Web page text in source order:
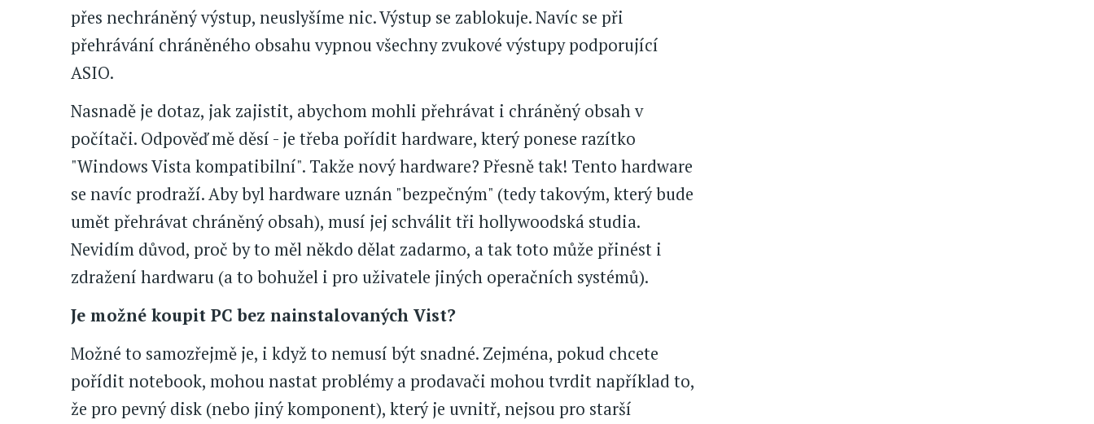
přes nechráněný výstup, neuslyšíme nic. Výstup se zablokuje. Navíc se při
přehrávání chráněného obsahu vypnou všechny zvukové výstupy podporující
ASIO.
Nasnadě je dotaz, jak zajistit, abychom mohli přehrávat i chráněný obsah v
počítači. Odpověď mě děsí - je třeba pořídit hardware, který ponese razítko
"Windows Vista kompatibilní". Takže nový hardware? Přesně tak! Tento hardware
se navíc prodraží. Aby byl hardware uznán "bezpečným" (tedy takovým, který bude
umět přehrávat chráněný obsah), musí jej schválit tři hollywoodská studia.
Nevidím důvod, proč by to měl někdo dělat zadarmo, a tak toto může přinést i
zdražení hardwaru (a to bohužel i pro uživatele jiných operačních systémů).
Je možné koupit PC bez nainstalovaných Vist?
Možné to samozřejmě je, i když to nemusí být snadné. Zejména, pokud chcete
pořídit notebook, mohou nastat problémy a prodavači mohou tvrdit například to,
že pro pevný disk (nebo jiný komponent), který je uvnitř, nejsou pro starší